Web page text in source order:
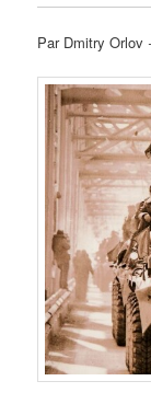
Par Dmitry